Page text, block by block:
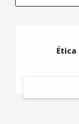
Ética